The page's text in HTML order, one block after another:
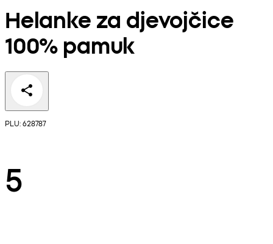
Helanke za djevojčice
100% pamuk
PLU: 628787
5